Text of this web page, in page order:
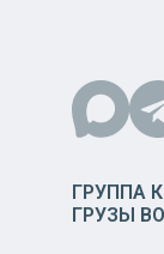
ГРУППА
ГРУЗЫ